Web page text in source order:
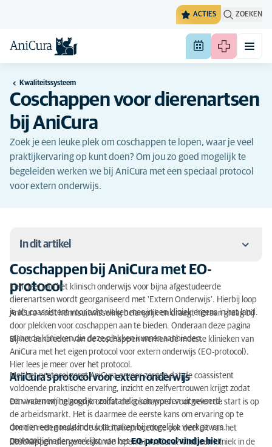
ACTIES ZOEKEN
Kwaliteitssysteem
Coschappen voor dierenartsen
bij AniCura
Zoek je een leuke plek om coschappen te lopen, waar je veel
praktijkervaring op kunt doen? Om jou zo goed mogelijk te
begeleiden werken we bij AniCura met een speciaal protocol
voor extern onderwijs.
In dit artikel
Coschappen bij AniCura met EO-protocol
AniCura klinieken waar coschappen mogelijk zijn
Coschappen bij AniCura met EO-
protocol
Een deel van het klinisch onderwijs voor bijna afgestudeerde
dierenartsen wordt georganiseerd met 'Extern Onderwijs’. Hierbij loop
je als coassistent voor acht weken mee in een kliniek ergens in het land.
AniCura vindt kennisuitwisseling belangrijk en draagt hieraan graag bij
door plekken voor coschappen aan te bieden. Onderaan deze pagina
staan de klinieken die deze plekken kunnen aanbieden.
Bij het aanbieden van de coschappen werken de meeste klinieken van
AniCura met het eigen protocol voor extern onderwijs (EO-protocol).
Hier lees je meer over het protocol.
AniCura’s protocol voor extern onderwijs
Met het protocol zorgt AniCura ervoor zorgen dat de coassistent
voldoende praktische ervaring, inzicht en zelfvertrouwen krijgt zodat
een waarneming goed en zelfstandig kan worden uitgevoerd.
Dit vinden wij belangrijk omdat de coschappen voor velen de start is op
de arbeidsmarkt. Het is daarmee de eerste kans om ervaring op te
doen en een goede indruk te maken bij mogelijke werkgevers.
Om die reden maakt de sollicitatieprocedure ook deel uit van het
protocol.
De vaardigheden werklijst van hetEO-protocol vind je hier.
Coschappen diergeneeskunde lopen bij AniCura? Vind een kliniek in de